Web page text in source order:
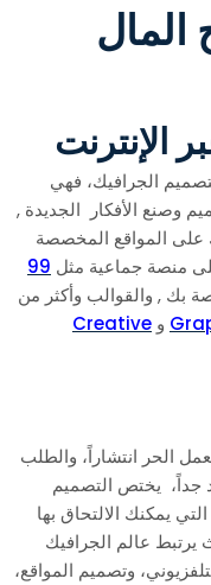
المال
الجرافيك، فهي
وصنع الأفكار الجديدة ,
على المواقع المخصصة
منصة جماعية مثل 99
بك , والقوالب وأكثر من
و Creative
الحر انتشاراً، والطلب
جداً، يختص التصميم
يمكنك الالتحاق بها
عالم الجرافيك
وتصميم المواقع،